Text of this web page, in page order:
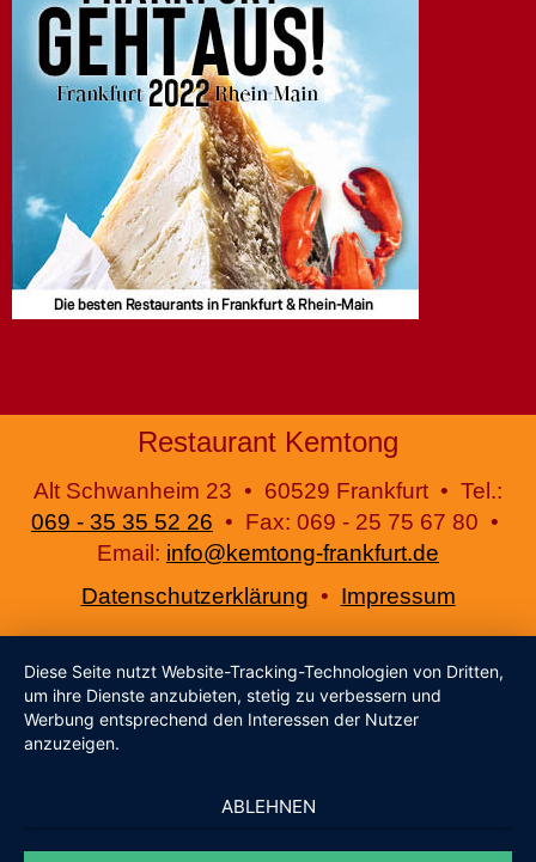
Restaurant Kemtong
Alt Schwanheim 23 • 60529 Frankfurt • Tel.:
069 - 35 35 52 26 • Fax: 069 - 25 75 67 80 •
Email: info@kemtong-frankfurt.de
Datenschutzerklärung • Impressum
Diese Seite nutzt Website-Tracking-Technologien von Dritten,
um ihre Dienste anzubieten, stetig zu verbessern und
Werbung entsprechend den Interessen der Nutzer
anzuzeigen.
ABLEHNEN